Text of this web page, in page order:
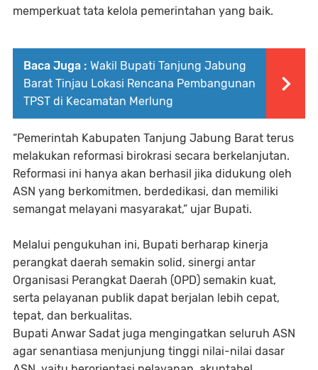
memperkuat tata kelola pemerintahan yang baik.
Baca Juga : Wakil Bupati Tanjung Jabung
Barat Tinjau Lokasi Rencana Pembangunan
TPST di Kecamatan Merlung
“Pemerintah Kabupaten Tanjung Jabung Barat terus
melakukan reformasi birokrasi secara berkelanjutan.
Reformasi ini hanya akan berhasil jika didukung oleh
ASN yang berkomitmen, berdedikasi, dan memiliki
semangat melayani masyarakat,” ujar Bupati.
Melalui pengukuhan ini, Bupati berharap kinerja
perangkat daerah semakin solid, sinergi antar
Organisasi Perangkat Daerah (OPD) semakin kuat,
serta pelayanan publik dapat berjalan lebih cepat,
tepat, dan berkualitas.
Bupati Anwar Sadat juga mengingatkan seluruh ASN
agar senantiasa menjunjung tinggi nilai-nilai dasar